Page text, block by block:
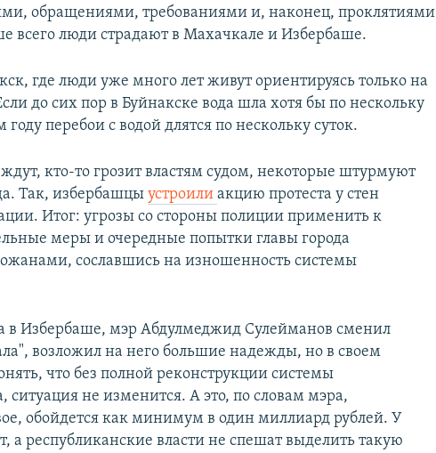
обращениями, требованиями и, наконец, проклятиями
всего люди страдают в Махачкале и Избербаше.
где люди уже много лет живут ориентируясь только на
до сих пор в Буйнакске вода шла хотя бы по нескольку
году перебои с водой длятся по нескольку суток.
кто-то грозит властям судом, некоторые штурмуют
Так, избербашцыустроилиакцию протеста у стен
Итог: угрозы со стороны полиции применить к
меры и очередные попытки главы города
сославшись на изношенность системы
в Избербаше, мэр Абдулмеджид Сулейманов сменил
возложил на него большие надежды, но в своем
что без полной реконструкции системы
ситуация не изменится. А это, по словам мэра,
обойдется как минимум в один миллиард рублей. У
а республиканские власти не спешат выделить такую